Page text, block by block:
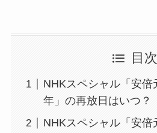
目次
NHKスペシャル「安倍
年」の再放日はいつ？
NHKスペシャル「安倍